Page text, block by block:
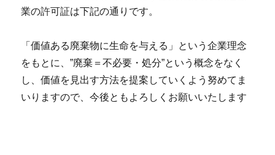
業の許可証は下記の通りです。
「価値ある廃棄物に生命を与える」という企業理念
をもとに、”廃棄＝不必要・処分”という概念をなく
し、価値を見出す方法を提案していくよう努めてま
いりますので、今後ともよろしくお願いいたします